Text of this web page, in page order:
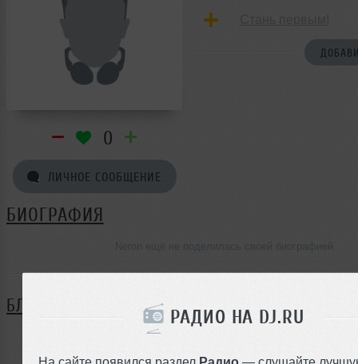
РАДИО НА DJ.RU
На сайте появился раздел Радио — слушайте
0
ЛИЧНОЕ СООБЩЕНИЕ
БИОГРАФИЯ
БЛОГ